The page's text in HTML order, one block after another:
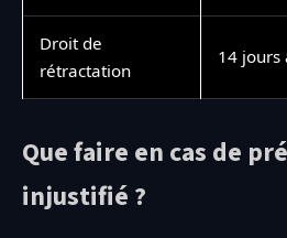
Droit de
rétractation
14 jours
Que faire en cas de
injustifié ?